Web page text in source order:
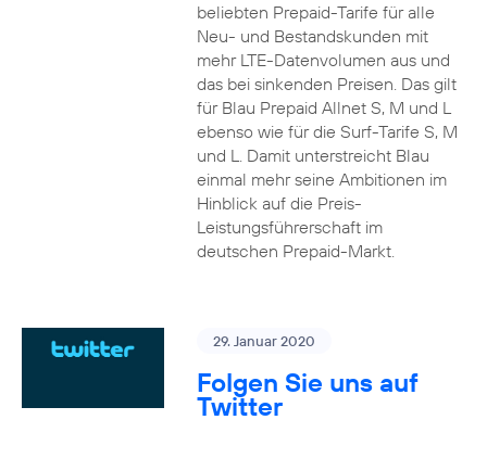
beliebten Prepaid-Tarife für alle
Neu- und Bestandskunden mit
mehr LTE-Datenvolumen aus und
das bei sinkenden Preisen. Das gilt
für Blau Prepaid Allnet S, M und L
ebenso wie für die Surf-Tarife S, M
und L. Damit unterstreicht Blau
einmal mehr seine Ambitionen im
Hinblick auf die Preis-
Leistungsführerschaft im
deutschen Prepaid-Markt.
29. Januar 2020
Folgen Sie uns auf
Twitter